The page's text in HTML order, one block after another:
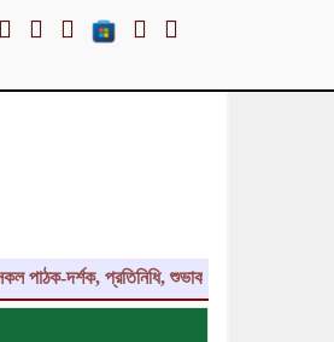
দর্শক, প্রতিনিধি, শুভাকাঙ্ক্ষী, সহযোগী,